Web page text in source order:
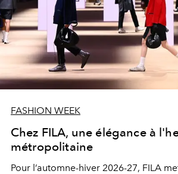
FASHION WEEK
Chez FILA, une élégance à
métropolitaine
Pour l’automne-hiver 2026-27, FILA